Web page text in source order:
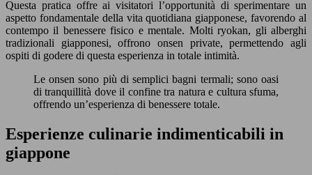
Questa pratica offre ai visitatori l’opportunità di sperimentare un
aspetto fondamentale della vita quotidiana giapponese, favorendo al
contempo il benessere fisico e mentale. Molti ryokan, gli alberghi
tradizionali giapponesi, offrono onsen private, permettendo agli
ospiti di godere di questa esperienza in totale intimità.
Le onsen sono più di semplici bagni termali; sono oasi
di tranquillità dove il confine tra natura e cultura sfuma,
offrendo un’esperienza di benessere totale.
Esperienze culinarie indimenticabili in
giappone